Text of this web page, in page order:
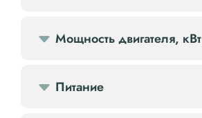
Мощность двигателя, кВт
Питание